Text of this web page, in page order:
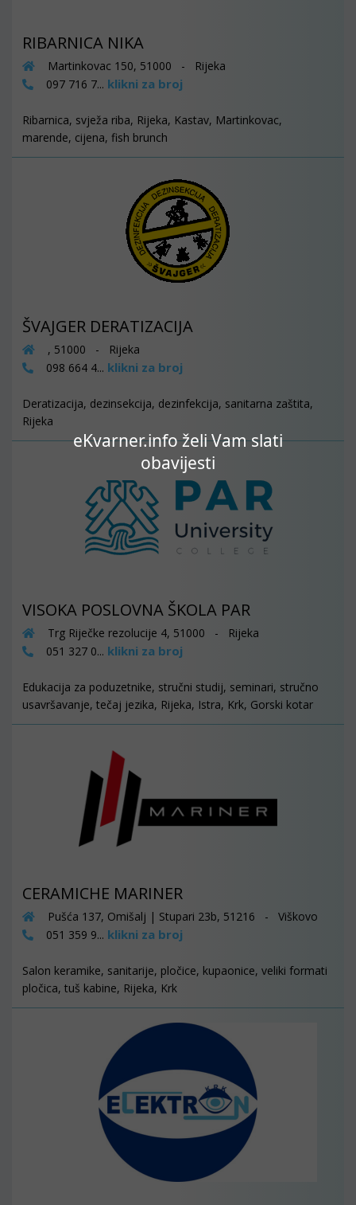
eKvarner.info želi Vam slati
obavijesti
RIBARNICA NIKA
Martinkovac 150, 51000 - Rijeka
097 716 7... klikni za broj
Ribarnica, svježa riba, Rijeka, Kastav, Martinkovac,
marende, cijena, fish brunch
ŠVAJGER DERATIZACIJA
, 51000 - Rijeka
098 664 4... klikni za broj
Deratizacija, dezinsekcija, dezinfekcija, sanitarna zaštita,
Rijeka
VISOKA POSLOVNA ŠKOLA PAR
Trg Riječke rezolucije 4, 51000 - Rijeka
051 327 0... klikni za broj
Edukacija za poduzetnike, stručni studij, seminari, stručno
usavršavanje, tečaj jezika, Rijeka, Istra, Krk, Gorski kotar
CERAMICHE MARINER
Pušća 137, Omišalj | Stupari 23b, 51216 - Viškovo
051 359 9... klikni za broj
Salon keramike, sanitarije, pločice, kupaonice, veliki formati
pločica, tuš kabine, Rijeka, Krk